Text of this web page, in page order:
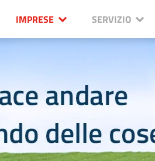
IMPRESE SERVIZIO